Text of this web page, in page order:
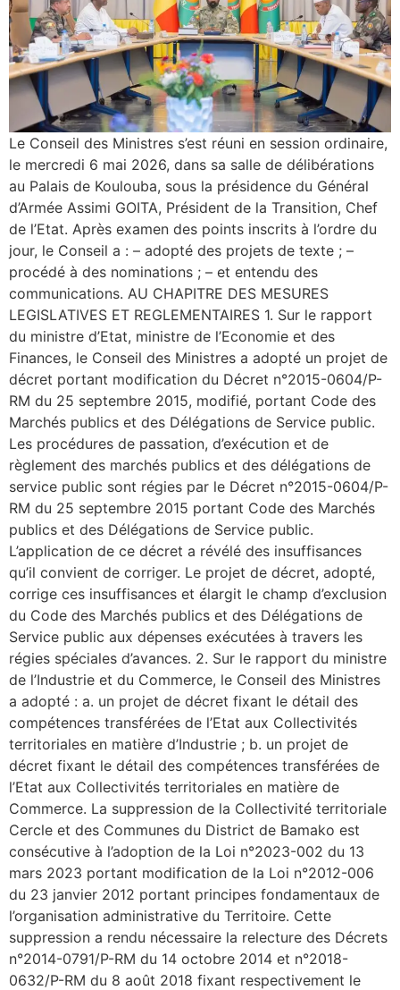
Le Conseil des Ministres s’est réuni en session ordinaire,
le mercredi 6 mai 2026, dans sa salle de délibérations
au Palais de Koulouba, sous la présidence du Général
d’Armée Assimi GOITA, Président de la Transition, Chef
de l’Etat. Après examen des points inscrits à l’ordre du
jour, le Conseil a : – adopté des projets de texte ; –
procédé à des nominations ; – et entendu des
communications. AU CHAPITRE DES MESURES
LEGISLATIVES ET REGLEMENTAIRES 1. Sur le rapport
du ministre d’Etat, ministre de l’Economie et des
Finances, le Conseil des Ministres a adopté un projet de
décret portant modification du Décret n°2015-0604/P-
RM du 25 septembre 2015, modifié, portant Code des
Marchés publics et des Délégations de Service public.
Les procédures de passation, d’exécution et de
règlement des marchés publics et des délégations de
service public sont régies par le Décret n°2015-0604/P-
RM du 25 septembre 2015 portant Code des Marchés
publics et des Délégations de Service public.
L’application de ce décret a révélé des insuffisances
qu’il convient de corriger. Le projet de décret, adopté,
corrige ces insuffisances et élargit le champ d’exclusion
du Code des Marchés publics et des Délégations de
Service public aux dépenses exécutées à travers les
régies spéciales d’avances. 2. Sur le rapport du ministre
de l’Industrie et du Commerce, le Conseil des Ministres
a adopté : a. un projet de décret fixant le détail des
compétences transférées de l’Etat aux Collectivités
territoriales en matière d’Industrie ; b. un projet de
décret fixant le détail des compétences transférées de
l’Etat aux Collectivités territoriales en matière de
Commerce. La suppression de la Collectivité territoriale
Cercle et des Communes du District de Bamako est
consécutive à l’adoption de la Loi n°2023-002 du 13
mars 2023 portant modification de la Loi n°2012-006
du 23 janvier 2012 portant principes fondamentaux de
l’organisation administrative du Territoire. Cette
suppression a rendu nécessaire la relecture des Décrets
n°2014-0791/P-RM du 14 octobre 2014 et n°2018-
0632/P-RM du 8 août 2018 fixant respectivement le